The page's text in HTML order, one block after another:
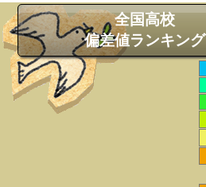
全国高校
偏差値ランキング